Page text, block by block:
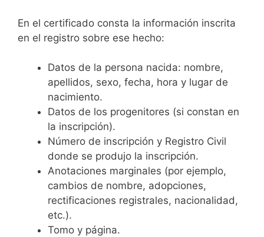
En el certificado consta la información inscrita
en el registro sobre ese hecho:
Datos de la persona nacida: nombre,
apellidos, sexo, fecha, hora y lugar de
nacimiento.
Datos de los progenitores (si constan en
la inscripción).
Número de inscripción y Registro Civil
donde se produjo la inscripción.
Anotaciones marginales (por ejemplo,
cambios de nombre, adopciones,
rectificaciones registrales, nacionalidad,
etc.).
Tomo y página.